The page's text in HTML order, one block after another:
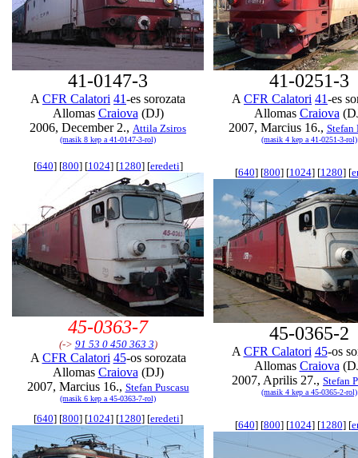
41-0147-3
A CFR Calatori 41-es sorozata
Allomas Craiova (DJ)
2006, December 2., Attila Zsiros
(masik 8 kep a 41-0147-3-rol)
41-0251-3
A CFR Calatori 41-es
Allomas Craiova
2007, Marcius 16., Stefan
(masik 4 kep a 41-0251-3-rol)
[640] [800] [1024] [1280] [eredeti]
45-0363-7
(-> 91 53 0 450 363 3)
A CFR Calatori 45-os sorozata
Allomas Craiova (DJ)
2007, Marcius 16., Stefan Puscasu
(masik 6 kep a 45-0363-7-rol)
[640] [800] [1024] [1280] [
45-0365-2
A CFR Calatori 45-os
Allomas Craiova
2007, Aprilis 27., Stefan
(masik 4 kep a 45-0365-2-rol)
[640] [800] [1024] [1280] [eredeti]
[640] [800] [1024] [1280] [